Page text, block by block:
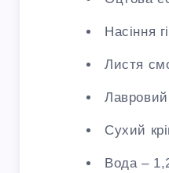
Насіння
Листя
Сухий
Вода –